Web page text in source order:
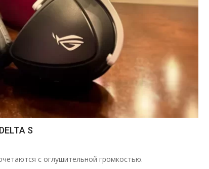
S
с оглушительной громкостью.